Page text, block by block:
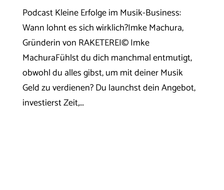
Podcast Kleine Erfolge im Musik-Business:
Wann lohnt es sich wirklich?Imke Machura,
Gründerin von RAKETEREI© Imke
MachuraFühlst du dich manchmal entmutigt,
obwohl du alles gibst, um mit deiner Musik
Geld zu verdienen? Du launchst dein Angebot,
investierst Zeit,...